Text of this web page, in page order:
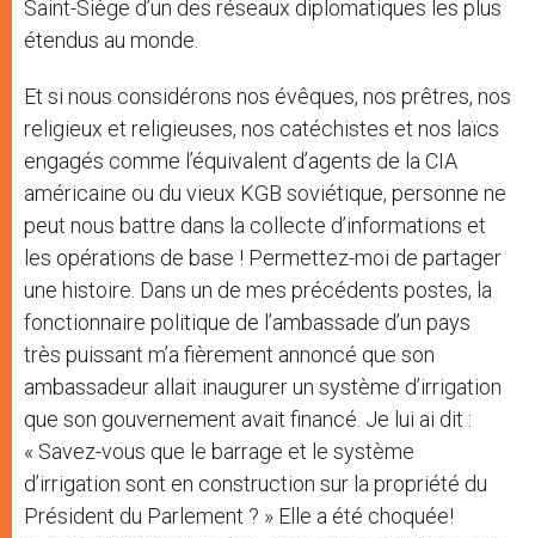
Saint-Siège d’un des réseaux diplomatiques les plus
étendus au monde.
Et si nous considérons nos évêques, nos prêtres, nos
religieux et religieuses, nos catéchistes et nos laïcs
engagés comme l’équivalent d’agents de la CIA
américaine ou du vieux KGB soviétique, personne ne
peut nous battre dans la collecte d’informations et
les opérations de base ! Permettez-moi de partager
une histoire. Dans un de mes précédents postes, la
fonctionnaire politique de l’ambassade d’un pays
très puissant m’a fièrement annoncé que son
ambassadeur allait inaugurer un système d’irrigation
que son gouvernement avait financé. Je lui ai dit :
« Savez-vous que le barrage et le système
d’irrigation sont en construction sur la propriété du
Président du Parlement ? » Elle a été choquée!